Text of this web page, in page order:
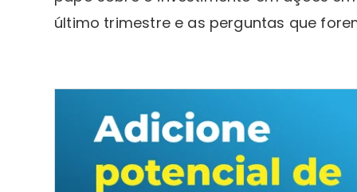
último trimestre e as perguntas que